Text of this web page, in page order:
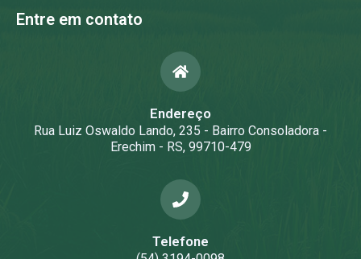
Entre em contato
Endereço
Rua Luiz Oswaldo Lando, 235 - Bairro Consoladora -
Erechim - RS, 99710-479
Telefone